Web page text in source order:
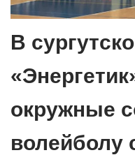
В
окружные
волейболу